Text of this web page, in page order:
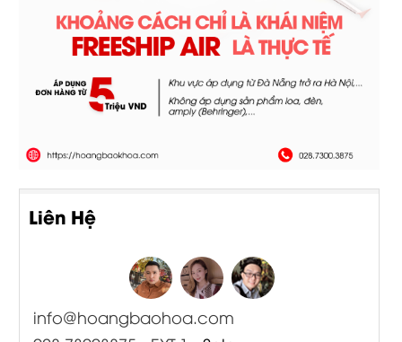
Liên Hệ
info@hoangbaohoa.com